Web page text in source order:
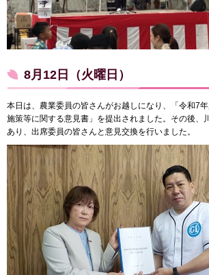
8月12日（火曜日）
本日は、農業委員の皆さんがお越しになり、「令和7
施策等に関する意見書」を提出されました。その後、
あり、出席委員の皆さんと意見交換を行いました。